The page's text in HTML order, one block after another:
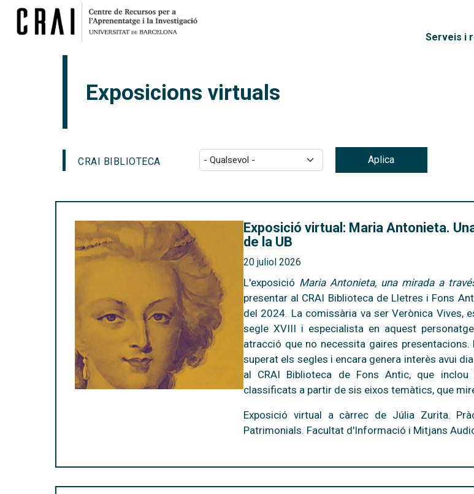
Serveis i
Exposicions virtuals
CRAI BIBLIOTECA Aplica
Exposició virtual: Maria Antonieta.
de la UB
20 juliol 2026
L'exposició Maria Antonieta, una mirada a
presentar al CRAI Biblioteca de Lletres i Fons
del 2024. La comissària va ser Verònica Vives,
segle XVIII i especialista en aquest
atracció que no necessita gaires
superat els segles i encara genera interès avui
al CRAI Biblioteca de Fons Antic, que
classificats a partir de sis eixos temàtics, que
Exposició virtual a càrrec de Júlia Zurita.
Patrimonials. Facultat d'Informació i Mitjans